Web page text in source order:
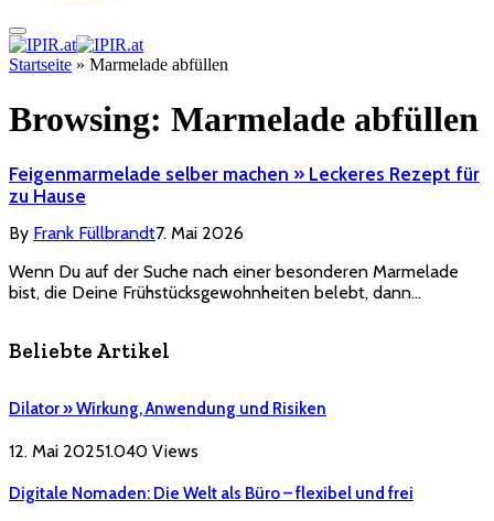
Startseite » Marmelade abfüllen
Browsing: Marmelade abfüllen
Feigenmarmelade selber machen » Leckeres Rezept für
zu Hause
By Frank Füllbrandt7. Mai 2026
Wenn Du auf der Suche nach einer besonderen Marmelade
bist, die Deine Frühstücksgewohnheiten belebt, dann…
Beliebte Artikel
Dilator » Wirkung, Anwendung und Risiken
12. Mai 20251.040 Views
Digitale Nomaden: Die Welt als Büro – flexibel und frei